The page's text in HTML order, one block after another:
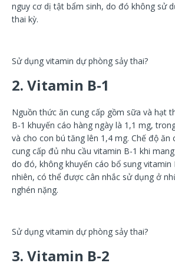
nguy cơ dị tật bẩm sinh, do đó không sử
thai kỳ.
Sử dụng vitamin dự phòng sảy thai?
2. Vitamin B-1
Nguồn thức ăn cung cấp gồm sữa và hạt
B-1 khuyến cáo hàng ngày là 1,1 mg,
và cho con bú tăng lên 1,4 mg. Chế độ ăn
cung cấp đủ nhu cầu vitamin B-1 khi
do đó, không khuyến cáo bổ sung vitamin
nhiên, có thể được cân nhắc sử dụng ở
nghén nặng.
Sử dụng vitamin dự phòng sảy thai?
3. Vitamin B-2